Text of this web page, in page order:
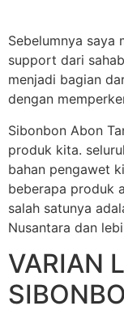
Sebelumnya saya
support dari
menjadi bagian
dengan
Sibonbon Abon
produk kita.
bahan pengawet
beberapa produk
salah satunya
Nusantara dan
VARIAN